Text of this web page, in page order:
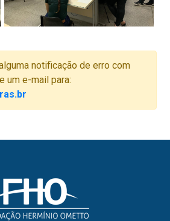
notificação de erro com
um e-mail para: